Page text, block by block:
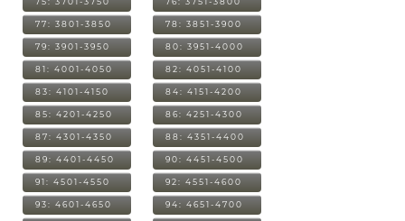
77: 3801-3850 78: 3851-3900
79: 3901-3950 80: 3951-4000
81: 4001-4050 82: 4051-4100
83: 4101-4150 84: 4151-4200
85: 4201-4250 86: 4251-4300
87: 4301-4350 88: 4351-4400
89: 4401-4450 90: 4451-4500
91: 4501-4550 92: 4551-4600
93: 4601-4650 94: 4651-4700